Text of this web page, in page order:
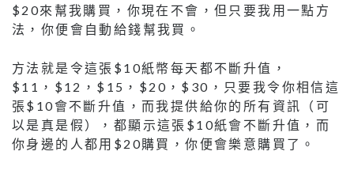
$20來幫我購買，你現在不會，但只要我用一點方
法，你便會自動給錢幫我買。
方法就是令這張$10紙幣每天都不斷升值，
$11，$12，$15，$20，$30，只要我令你相信這
張$10會不斷升值，而我提供給你的所有資訊（可
以是真是假），都顯示這張$10紙會不斷升值，而
你身邊的人都用$20購買，你便會樂意購買了。